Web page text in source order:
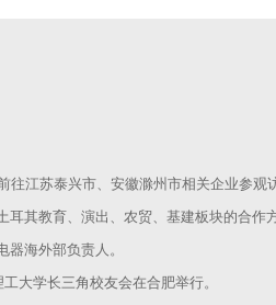
江苏泰兴市、安徽滁州市相关企业参观访问
演出、农贸、基建板块的合作方进行了远程电话会议
器海外部负责人。
大学长三角校友会在合肥举行。